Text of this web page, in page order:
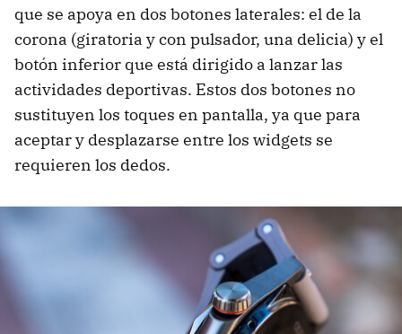
que se apoya en dos botones laterales: el de la
corona (giratoria y con pulsador, una delicia) y el
botón inferior que está dirigido a lanzar las
actividades deportivas. Estos dos botones no
sustituyen los toques en pantalla, ya que para
aceptar y desplazarse entre los widgets se
requieren los dedos.